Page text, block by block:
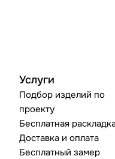
Услуги
Подбор изделий по
проекту
Бесплатная
Доставка и оплата
Бесплатный замер